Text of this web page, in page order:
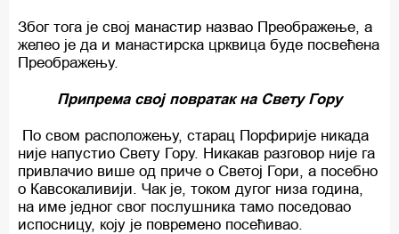
Због тога је свој манастир назвао Преображење, а
желео је да и манастирска црквица буде посвећена
Преображењу.
Припрема свој повратак на Свету Гору
По свом расположењу, старац Порфирије никада
није напустио Свету Гору. Никакав разговор није га
привлачио више од приче о Светој Гори, а посебно
о Кавсокаливији. Чак је, током дугог низа година,
на име једног свог послушника тамо поседовао
испосницу, коју је повремено посећивао.